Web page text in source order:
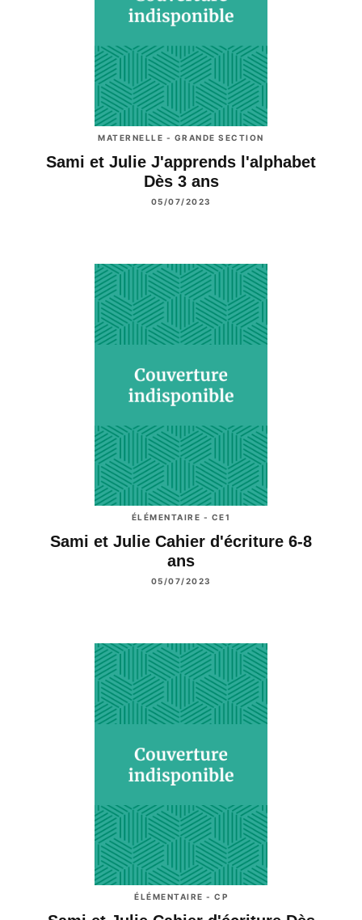
MATERNELLE - GRANDE SECTION
Sami et Julie J'apprends l'alphabet
Dès 3 ans
05/07/2023
ÉLÉMENTAIRE - CE1
Sami et Julie Cahier d'écriture 6-8
ans
05/07/2023
ÉLÉMENTAIRE - CP